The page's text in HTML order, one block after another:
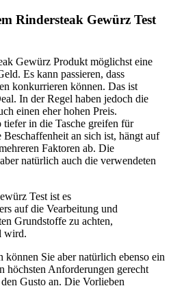
Rindersteak Gewürz Test
Gewürz Produkt möglichst eine
Es kann passieren, dass
konkurrieren können. Das ist
In der Regel haben jedoch die
einen eher hohen Preis.
tiefer in die Tasche greifen für
an sich ist, hängt auf
Faktoren ab. Die
natürlich auch die verwendeten
Test ist es
auf die Vearbeitung und
Grundstoffe zu achten,
wird.
können Sie aber natürlich ebenso ein
höchsten Anforderungen gerecht
Gusto an. Die Vorlieben